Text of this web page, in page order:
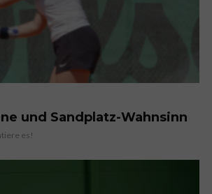
und Sandplatz-Wahnsinn
es!